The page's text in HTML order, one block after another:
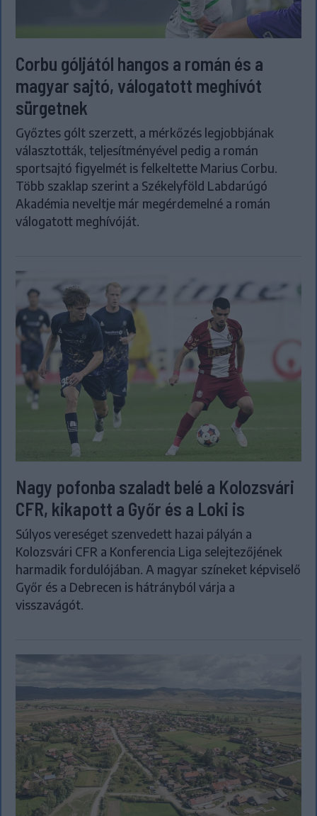
Corbu góljától hangos a román és a
magyar sajtó, válogatott meghívót
sürgetnek
Győztes gólt szerzett, a mérkőzés legjobbjának
választották, teljesítményével pedig a román
sportsajtó figyelmét is felkeltette Marius Corbu.
Több szaklap szerint a Székelyföld Labdarúgó
Akadémia neveltje már megérdemelné a román
válogatott meghívóját.
Nagy pofonba szaladt belé a Kolozsvári
CFR, kikapott a Győr és a Loki is
Súlyos vereséget szenvedett hazai pályán a
Kolozsvári CFR a Konferencia Liga selejtezőjének
harmadik fordulójában. A magyar színeket képviselő
Győr és a Debrecen is hátrányból várja a
visszavágót.